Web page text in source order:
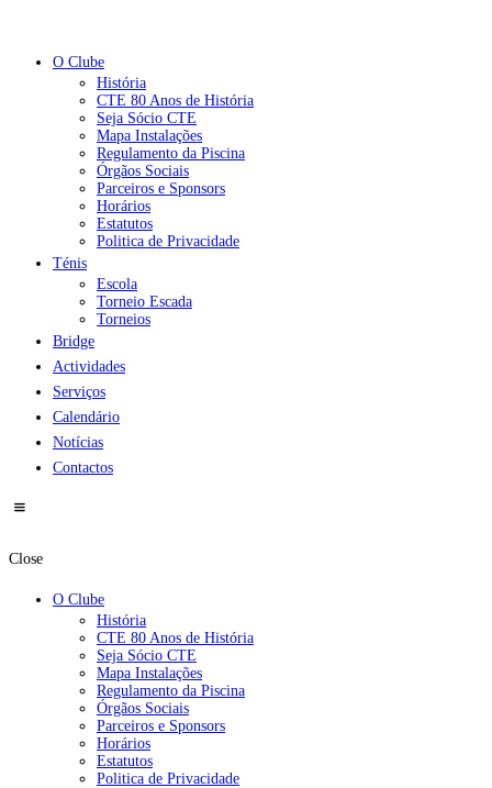
O Clube
História
CTE 80 Anos de História
Seja Sócio CTE
Mapa Instalações
Regulamento da Piscina
Órgãos Sociais
Parceiros e Sponsors
Horários
Estatutos
Politica de Privacidade
Ténis
Escola
Torneio Escada
Torneios
Bridge
Actividades
Serviços
Calendário
Notícias
Contactos
Close
O Clube
História
CTE 80 Anos de História
Seja Sócio CTE
Mapa Instalações
Regulamento da Piscina
Órgãos Sociais
Parceiros e Sponsors
Horários
Estatutos
Politica de Privacidade